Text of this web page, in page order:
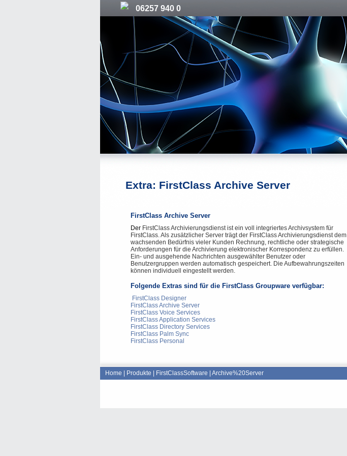
06257 940 0
Extra: FirstClass Archive Server
FirstClass Archive Server
Der FirstClass Archivierungsdienst ist ein voll integriertes Archivsystem für
FirstClass. Als zusätzlicher Server trägt der FirstClass Archivierungsdienst dem
wachsenden Bedürfnis vieler Kunden Rechnung, rechtliche oder strategische
Anforderungen für die Archivierung elektronischer Korrespondenz zu erfüllen.
Ein- und ausgehende Nachrichten ausgewählter Benutzer oder
Benutzergruppen werden automatisch gespeichert. Die Aufbewahrungszeiten
können individuell eingestellt werden.
Folgende Extras sind für die FirstClass Groupware verfügbar:
FirstClass Designer
FirstClass Archive Server
FirstClass Voice Services
FirstClass Application Services
FirstClass Directory Services
FirstClass Palm Sync
FirstClass Personal
Home Produkte FirstClassSoftware Archive%20Server